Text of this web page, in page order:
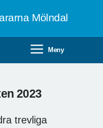
Mölndal
Meny
2023
trevliga